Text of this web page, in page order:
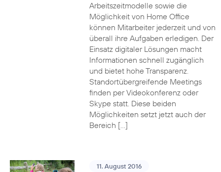
Arbeitszeitmodelle sowie die
Möglichkeit von Home Office
können Mitarbeiter jederzeit und von
überall ihre Aufgaben erledigen. Der
Einsatz digitaler Lösungen macht
Informationen schnell zugänglich
und bietet hohe Transparenz.
Standortübergreifende Meetings
finden per Videokonferenz oder
Skype statt. Diese beiden
Möglichkeiten setzt jetzt auch der
Bereich […]
11. August 2016